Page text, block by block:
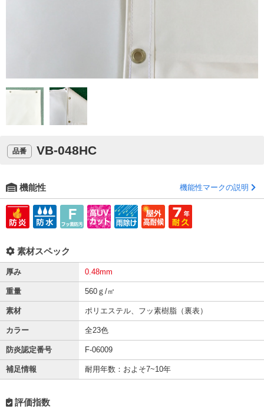
品番 VB-048HC
機能性 機能性マークの説明
素材スペック
厚み 0.48mm
重量 560ｇ/㎡
素材 ポリエステル、フッ素樹脂（裏表）
カラー 全23色
防炎認定番号 F-06009
補足情報 耐用年数：およそ7~10年
評価指数